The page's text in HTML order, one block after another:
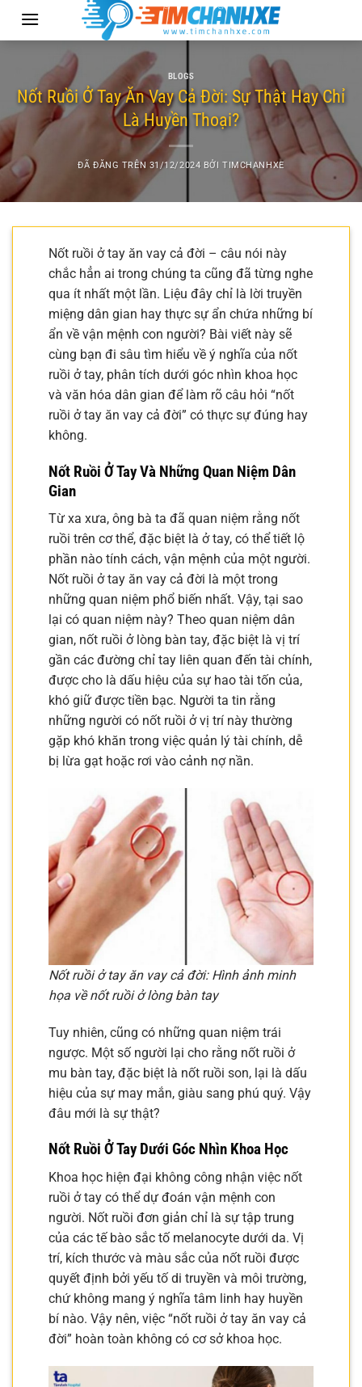
BLOGS
Nốt Ruồi Ở Tay Ăn Vay Cả Đời: Sự Thật Hay Chỉ
Là Huyền Thoại?
ĐÃ ĐĂNG TRÊN 31/12/2024 BỞITIMCHANHXE
Nốt ruồi ở tay ăn vay cả đời – câu nói này
chắc hẳn ai trong chúng ta cũng đã từng nghe
qua ít nhất một lần. Liệu đây chỉ là lời truyền
miệng dân gian hay thực sự ẩn chứa những bí
ẩn về vận mệnh con người? Bài viết này sẽ
cùng bạn đi sâu tìm hiểu về ý nghĩa của nốt
ruồi ở tay, phân tích dưới góc nhìn khoa học
và văn hóa dân gian để làm rõ câu hỏi “nốt
ruồi ở tay ăn vay cả đời” có thực sự đúng hay
không.
Nốt Ruồi Ở Tay Và Những Quan Niệm Dân
Gian
Từ xa xưa, ông bà ta đã quan niệm rằng nốt
ruồi trên cơ thể, đặc biệt là ở tay, có thể tiết lộ
phần nào tính cách, vận mệnh của một người.
Nốt ruồi ở tay ăn vay cả đời là một trong
những quan niệm phổ biến nhất. Vậy, tại sao
lại có quan niệm này? Theo quan niệm dân
gian, nốt ruồi ở lòng bàn tay, đặc biệt là vị trí
gần các đường chỉ tay liên quan đến tài chính,
được cho là dấu hiệu của sự hao tài tốn của,
khó giữ được tiền bạc. Người ta tin rằng
những người có nốt ruồi ở vị trí này thường
gặp khó khăn trong việc quản lý tài chính, dễ
bị lừa gạt hoặc rơi vào cảnh nợ nần.
Nốt ruồi ở tay ăn vay cả đời: Hình ảnh minh
họa về nốt ruồi ở lòng bàn tay
Tuy nhiên, cũng có những quan niệm trái
ngược. Một số người lại cho rằng nốt ruồi ở
mu bàn tay, đặc biệt là nốt ruồi son, lại là dấu
hiệu của sự may mắn, giàu sang phú quý. Vậy
đâu mới là sự thật?
Nốt Ruồi Ở Tay Dưới Góc Nhìn Khoa Học
Khoa học hiện đại không công nhận việc nốt
ruồi ở tay có thể dự đoán vận mệnh con
người. Nốt ruồi đơn giản chỉ là sự tập trung
của các tế bào sắc tố melanocyte dưới da. Vị
trí, kích thước và màu sắc của nốt ruồi được
quyết định bởi yếu tố di truyền và môi trường,
chứ không mang ý nghĩa tâm linh hay huyền
bí nào. Vậy nên, việc “nốt ruồi ở tay ăn vay cả
đời” hoàn toàn không có cơ sở khoa học.